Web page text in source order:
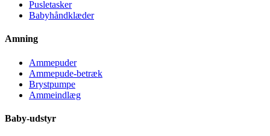
Pusletasker
Babyhåndklæder
Amning
Ammepuder
Ammepude-betræk
Brystpumpe
Ammeindlæg
Baby-udstyr